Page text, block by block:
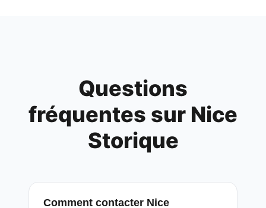
Questions
fréquentes sur Nice
Storique
Comment contacter Nice